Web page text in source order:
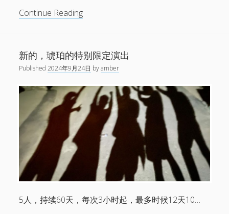
播
放
器
1.01 寒武
2.02 光年
4. 04 湖
8:38
鸟线
7:30
6. 06 宿醉之星 7:42
石
专
场
Continue Reading琥
演
ARCH
SPACE“先
发
声”
系
列
新的，琥珀的特别限定演出
Published2024年9月24日 byamber
5人，持续60天，每次3小时起，最多时候12天10…